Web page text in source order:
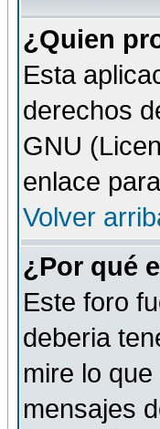
¿Quien
Esta
derechos
GNU
enlace
Volver
¿Por qué
Este foro
deberia
mire lo
mensajes